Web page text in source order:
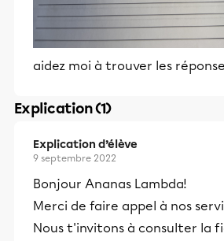
aidez moi à trouver les
Explication (1)
Explication d’élève
9 septembre 2022
Bonjour Ananas Lambda!
Merci de faire appel à nos
Nous t'invitons à consulter la